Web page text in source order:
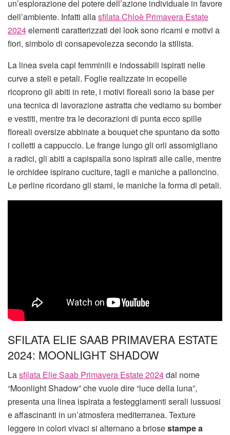
un’esplorazione del potere dell’azione individuale in favore
dell’ambiente. Infatti allasfilata Chloè Primavera Estate
2024elementi caratterizzati dei look sono ricami e motivi a
fiori, simbolo di consapevolezza secondo la stilista.
La linea svela capi femminili e indossabili ispirati nelle
curve a steli e petali. Foglie realizzate in ecopelle
ricoprono gli abiti in rete, i motivi floreali sono la base per
una tecnica di lavorazione astratta che vediamo su bomber
e vestiti, mentre tra le decorazioni di punta ecco spille
floreali oversize abbinate a bouquet che spuntano da sotto
i colletti a cappuccio. Le frange lungo gli orli assomigliano
a radici, gli abiti a capispalla sono ispirati alle calle, mentre
le orchidee ispirano cuciture, tagli e maniche a palloncino.
Le perline ricordano gli stami, le maniche la forma di petali.
SFILATA ELIE SAAB PRIMAVERA ESTATE
2024: MOONLIGHT SHADOW
Lasfilata Elie Saab Primavera Estate 2024dal nome
“Moonlight Shadow” che vuole dire “luce della luna”,
presenta una linea ispirata a festeggiamenti serali lussuosi
e affascinanti in un’atmosfera mediterranea. Texture
leggere in colori vivaci si alternano a briosestampe a